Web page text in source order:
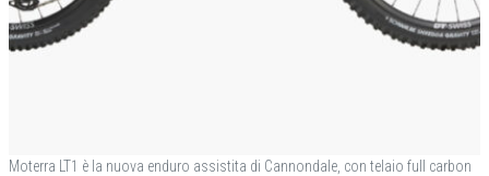
Moterra LT1 è la nuova enduro assistita di Cannondale, con telaio full carbon